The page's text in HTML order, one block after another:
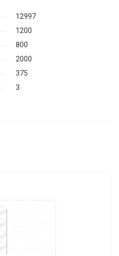
12997
1200
800
2000
375
3